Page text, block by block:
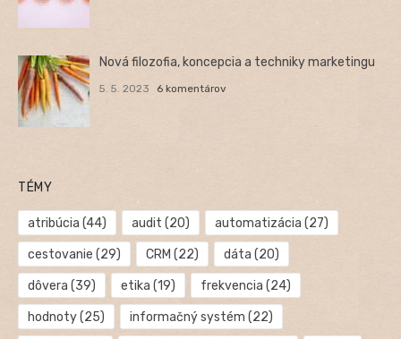
Nová filozofia, koncepcia a techniky marketingu
5. 5. 2023 6 komentárov
TÉMY
atribúcia (44) audit (20) automatizácia (27)
cestovanie (29) CRM (22) dáta (20)
dôvera (39) etika (19) frekvencia (24)
hodnoty(25) informačný systém (22)